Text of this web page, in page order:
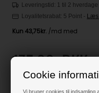
Cookie
Vi bruger cookies til indsamling
Leveringstid: 1 til 2 hverdage
Loyalitetsrabat: 5 Point - Læs
175,00DKK